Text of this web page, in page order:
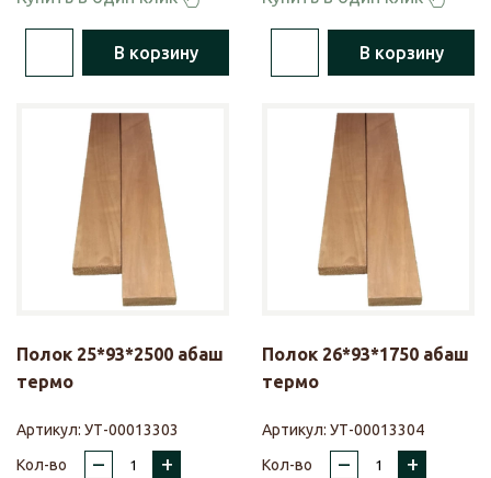
В корзину В корзину
Полок 25*93*2500 абаш
термо
Артикул: УТ-00013303
Кол-во
– +
Полок 26*93*1750 абаш
термо
Артикул: УТ-00013304
Кол-во
– +